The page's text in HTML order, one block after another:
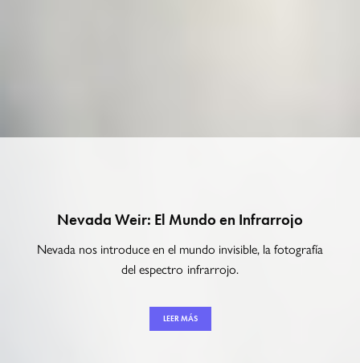
Nevada Weir: El Mundo en Infrarrojo
Nevada nos introduce en el mundo invisible, la fotografía
del espectro infrarrojo.
LEER MÁS